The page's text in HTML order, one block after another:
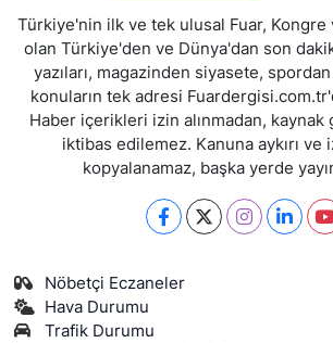
Türkiye'nin ilk ve tek ulusal Fuar, Kongre
olan Türkiye'den ve Dünya'dan son
yazıları, magazinden siyasete,
konuların tek adresi
Haber içerikleri izin alınmadan,
iktibas edilemez. Kanuna aykırı ve
kopyalanamaz, başka yerde
Nöbetçi Eczaneler
Hava Durumu
Trafik Durumu